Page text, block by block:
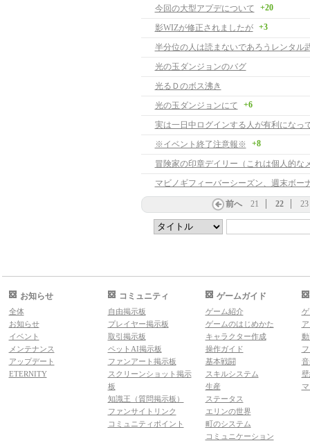
今回の大型アプデについて +20
影WIZが修正されましたが +3
半分位の人は読まないであろうレンタル
光の玉ダンジョンのバグ
光るＤのボス沸き
光の玉ダンジョンにて
+6
実は一日中ログインする人が有利になっ
※イベント終了注意報※
+8
冒険家の印章デイリー（これは個人的な
マビノギフィーバーシーズン、週末ボー
前へ 21 22 23
お知らせ
全体
お知らせ
イベント
メンテナンス
アップデート
ETERNITY
コミュニティ
自由掲示板
プレイヤー掲示板
取引掲示板
ペットAI掲示板
ファンアート掲示板
スクリーンショット掲示
板
知識王（質問掲示板）
ファンサイトリンク
コミュニティポイント
ゲームガイド
ゲーム紹介
ゲームのはじめかた
キャラクター作成
操作ガイド
基本戦闘
スキルシステム
生産
ステータス
エリンの世界
町のシステム
コミュニケーション